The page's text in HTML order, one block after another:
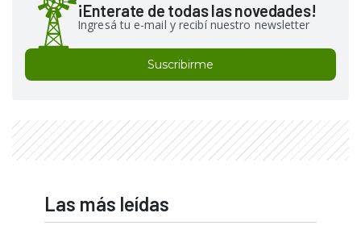
¡Enterate de todas las novedades!
Ingresá tu e-mail y recibí nuestro newsletter
Suscribirme
Las más leídas